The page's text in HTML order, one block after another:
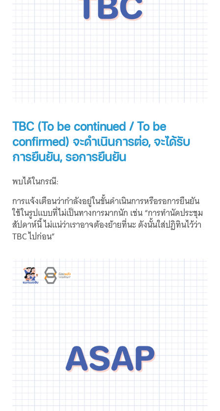
TBC (To be continued / To be
confirmed) จะดำเนินการต่อ, จะได้รับ
การยืนยัน, รอการยืนยัน
พบได้ในกรณี:
การแจ้งเตือนว่ากำลังอยู่ในขั้นดำเนินการหรือรอการยืนยัน
ใช้ในรูปแบบที่ไม่เป็นทางการมากนัก เช่น “การทำนัดประชุม
สัปดาห์นี้ ไม่แน่ว่าเราอาจต้องย้ายที่นะ ดังนั้นใส่ปฏิทินไว้ว่า
TBC ไปก่อน”